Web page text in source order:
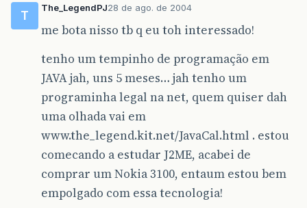
T
The_LegendPJ28 de ago. de 2004
me bota nisso tb q eu toh interessado!
tenho um tempinho de programação em
JAVA jah, uns 5 meses… jah tenho um
programinha legal na net, quem quiser dah
uma olhada vai em
www.the_legend.kit.net/JavaCal.html . estou
comecando a estudar J2ME, acabei de
comprar um Nokia 3100, entaum estou bem
empolgado com essa tecnologia!